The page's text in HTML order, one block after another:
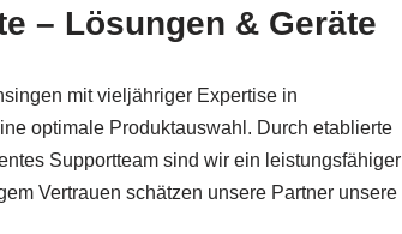
– Lösungen & Geräte
mit vieljähriger Expertise in
optimale Produktauswahl. Durch etablierte
Supportteam sind wir ein leistungsfähiger
Vertrauen schätzen unsere Partner unsere